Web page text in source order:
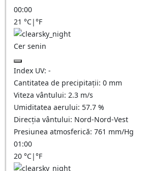
00:00
21 °C|°F
Cer senin
Index UV: -
Cantitatea de precipitații: 0 mm
Viteza vântului: 2.3 m/s
Umiditatea aerului: 57.7 %
Direcția vântului: Nord-Nord-Vest
Presiunea atmosferică: 761 mm/Hg
01:00
20 °C|°F